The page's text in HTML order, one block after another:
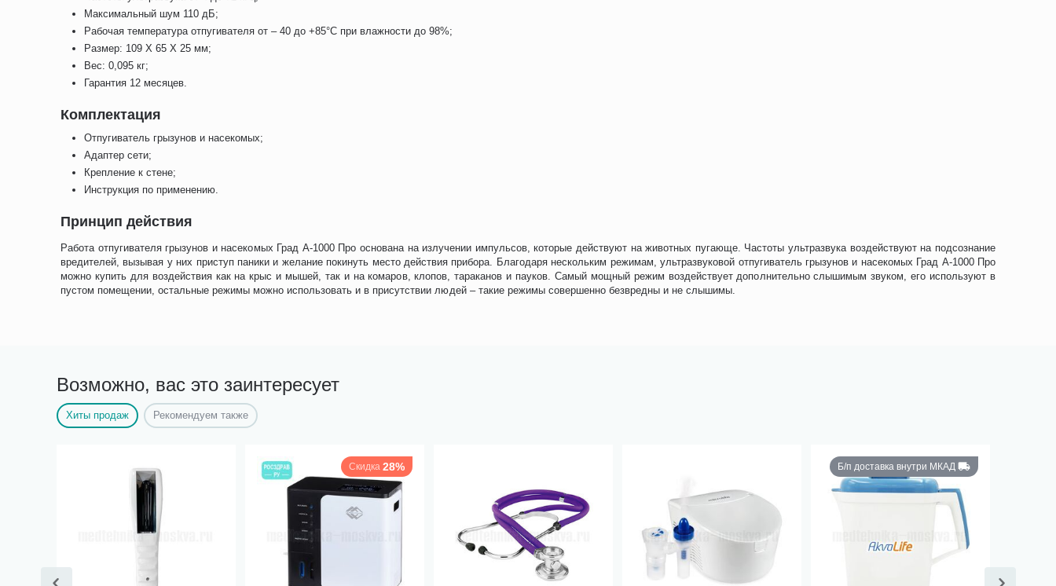
Максимальный шум 110 дБ;
Рабочая температура отпугивателя от – 40 до +85°C при влажности до 98%;
Размер: 109 Х 65 Х 25 мм;
Вес: 0,095 кг;
Гарантия 12 месяцев.
Комплектация
Отпугиватель грызунов и насекомых;
Адаптер сети;
Крепление к стене;
Инструкция по применению.
Принцип действия
Работа отпугивателя грызунов и насекомых Град А-1000 Про основана на излучении импульсов, которые действуют на животных пугающе. Частоты ультразвука воздействуют на подсознание
вредителей, вызывая у них приступ паники и желание покинуть место действия прибора. Благодаря нескольким режимам, ультразвуковой отпугиватель грызунов и насекомых Град А-1000 Про
можно купить для воздействия как на крыс и мышей, так и на комаров, клопов, тараканов и пауков. Самый мощный режим воздействует дополнительно слышимым звуком, его используют в
пустом помещении, остальные режимы можно использовать и в присутствии людей – такие режимы совершенно безвредны и не слышимы.
Возможно, вас это заинтересует
Хиты продаж Рекомендуем также
Скидка 28% Б/п доставка внутри МКАД